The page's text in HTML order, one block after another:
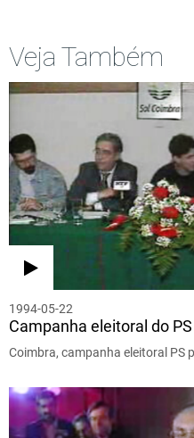
Veja Também
1994-05-22
Campanha eleitoral do
Coimbra, campanha eleitoral PS